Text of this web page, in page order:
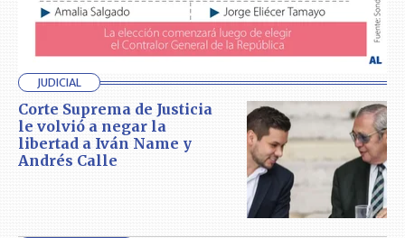
JUDICIAL
Corte Suprema de Justicia
le volvió a negar la
libertad a Iván Name y
Andrés Calle